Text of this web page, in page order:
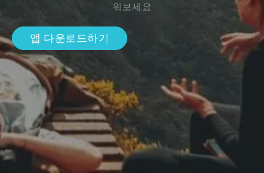
워보세요
앱 다운로드하기